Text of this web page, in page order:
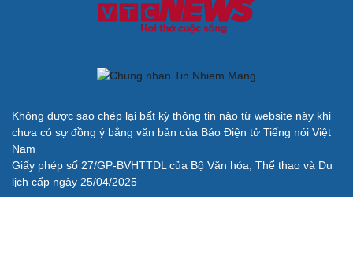
Không được sao chép lại bất kỳ thông tin nào từ website này khi
chưa có sự đồng ý bằng văn bản của Báo Điện tử Tiếng nói Việt
Nam
Giấy phép số 27/GP-BVHTTDL của Bộ Văn hóa, Thể thao và Du
lịch cấp ngày 25/04/2025